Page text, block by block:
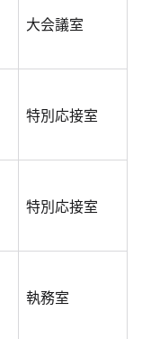
大会議室
特別応接室
特別応接室
執務室